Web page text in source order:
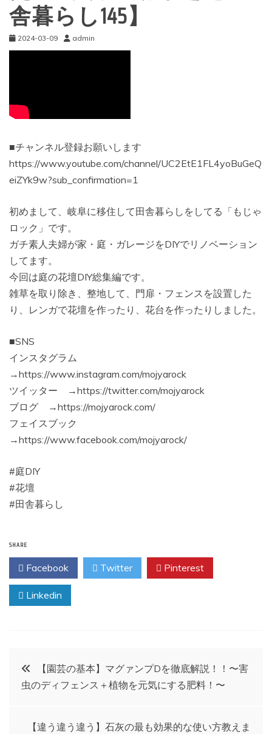
舎暮らし145】
2024-03-09 admin
■チャンネル登録お願いします
https://www.youtube.com/channel/UC2EtE1FL4yoBuGeQ
eiZYk9w?sub_confirmation=1
初めまして、岐阜に移住して田舎暮らしをしてる「もじゃ
ロック」です。
ガチ素人夫婦が家・庭・ガレージをDIYでリノベーション
してます。
今回は庭の花壇DIY総集編です。
雑草を取り除き、整地して、門扉・フェンスを設置した
り、レンガで花壇を作ったり、花台を作ったりしました。
■SNS
インスタグラム
→https://www.instagram.com/mojyarock
ツイッター →https://twitter.com/mojyarock
ブログ →https://mojyarock.com/
フェイスブック
→https://www.facebook.com/mojyarock/
#庭DIY
#花壇
#田舎暮らし
SHARE
Facebook Twitter Pinterest
Linkedin
投
稿
【園芸の基本】マグァンプDを徹底解説！！〜害
虫のディフェンス＋植物を元気にする肥料！〜
【違う違う違う】石灰の最も効果的な使い方教えま